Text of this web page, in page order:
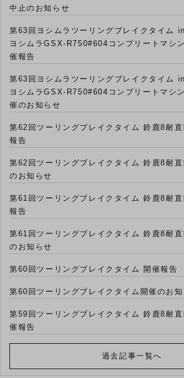
中止のお知らせ
第63回ヨシムラツーリングブレイクタイム
ヨシムラGSX-R750#604コンプリートマシ
催報告
第63回ヨシムラツーリングブレイクタイム
ヨシムラGSX-R750#604コンプリートマシ
催のお知らせ
第62回ツーリングブレイクタイム 鈴鹿8耐
報告
第62回ツーリングブレイクタイム 鈴鹿8耐
のお知らせ
第61回ツーリングブレイクタイム 鈴鹿8耐
報告
第61回ツーリングブレイクタイム 鈴鹿8耐
のお知らせ
第60回ツーリングブレイクタイム 開催報告
第60回ツーリングブレイクタイム開催のお知
第59回ツーリングブレイクタイム 鈴鹿8耐
催報告
過去記事一覧へ